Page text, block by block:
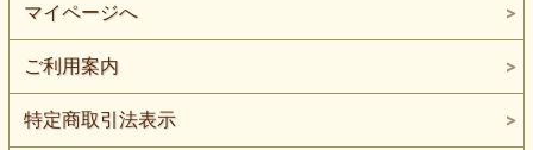
マイページへ
ご利用案内
特定商取引法表示